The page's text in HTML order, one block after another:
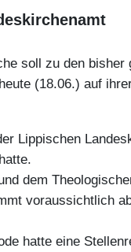
soll zu den bisher
(18.06.) auf
Lippischen
dem
voraussichtlich
hatte eine